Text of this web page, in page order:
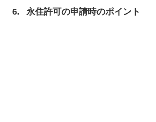
永住許可の申請時のポイント